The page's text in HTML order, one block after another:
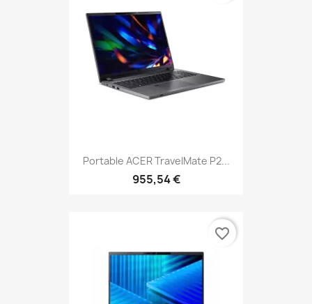
Portable ACER TravelMate P2...
955,54 €
favorite_border